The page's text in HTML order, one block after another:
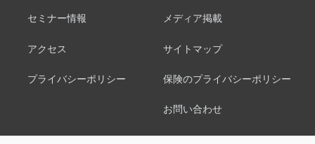
セミナー情報 メディア掲載
アクセス サイトマップ
プライバシーポリシー 保険のプライバシーポリシー
お問い合わせ